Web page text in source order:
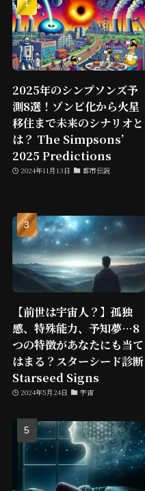
2025年のシンプソンズ予
測8選！ゾンビ化から火星
移住まで未来のシナリオと
は？ The Simpsons’
2025 Predictions
2024年11月13日 都市伝説
【前世は宇宙人？】孤独
感、特殊能力、予知夢…8
つの特徴があなたにも当て
はまる？スターシード診断
Starseed Signs
2024年5月24日 宇宙